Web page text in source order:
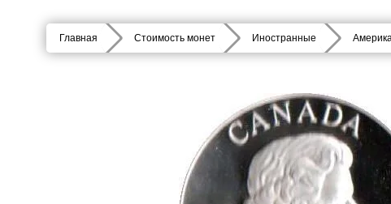
Главная Стоимость монет Иностранные